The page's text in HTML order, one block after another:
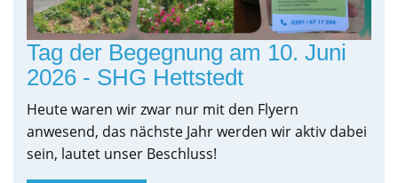
Tag der Begegnung am 10. Juni
2026 - SHG Hettstedt
Heute waren wir zwar nur mit den Flyern
anwesend, das nächste Jahr werden wir aktiv dabei
sein, lautet unser Beschluss!